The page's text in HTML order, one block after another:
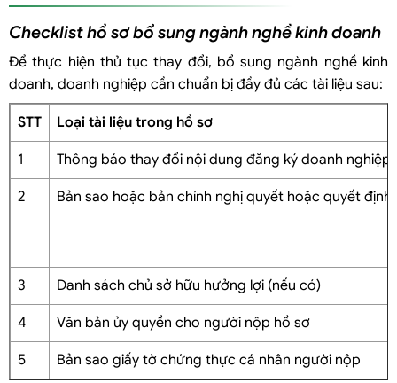
Checklist hồ sơ bổ sung ngành nghề kinh doanh
Để thực hiện thủ tục thay đổi, bổ sung ngành nghề kinh
doanh, doanh nghiệp cần chuẩn bị đầy đủ các tài liệu sau:
STT Loại tài liệu trong hồ sơ
1 Thông báo thay đổi nội dung đăng ký doanh nghiệp
2 Bản sao hoặc bản chính nghị quyết hoặc quyết định
3 Danh sách chủ sở hữu hưởng lợi (nếu có)
4 Văn bản ủy quyền cho người nộp hồ sơ
5 Bản sao giấy tờ chứng thực cá nhân người nộp